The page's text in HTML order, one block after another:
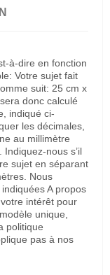
à-dire en fonction
Votre sujet fait
suit: 25 cm x
donc calculé
indiqué ci-
les décimales,
au millimètre
nous s’il
sujet en séparant
Nous
A propos
intérêt pour
unique,
politique
pas à nos